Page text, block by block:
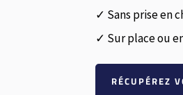
✓ Sans prise en
✓ Sur place ou
RÉCUPÉREZ